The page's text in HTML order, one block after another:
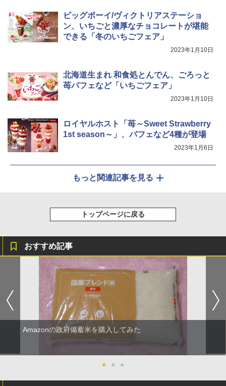
ビッグボーイ/ヴィクトリアステーショ
ン、いちごと濃厚なチョコレートが堪能
できる「冬のいちごフェア」
2023年1月10日
北海道生まれ 和食処とんでん、ごろっと
苺パフェなど「いちごフェア」
2023年1月10日
ロイヤルホスト「苺～Sweet Strawberry
1st season～」、パフェなど4種が登場
2023年1月6日
もっと関連記事を見る
トップページに戻る
おすすめ記事
Amazonの政府備蓄米を購入してみた
● ● ●